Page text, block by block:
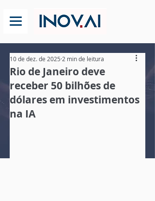
Rio de Janeiro deve
receber 50 bilhões de
dólares em investimentos
na IA
10 de dez. de 2025 2 min de leitura